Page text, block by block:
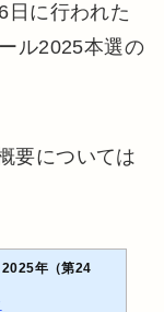
日に行われた
ル2025本選の
要については
年（第24